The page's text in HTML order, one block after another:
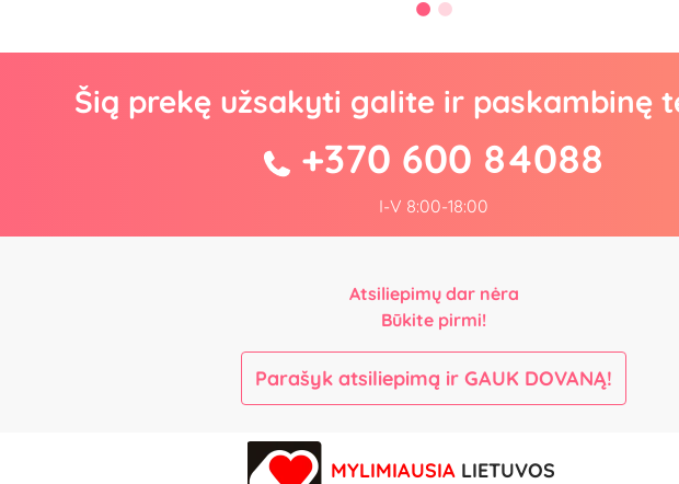
Šią prekę užsakyti galite ir paskambinę
+370 600 84088
I-V 8:00-18:00
Atsiliepimų dar nėra
Būkite pirmi!
Parašyk atsiliepimą ir GAUK DOVANĄ!
MYLIMIAUSIA LIETUVOS